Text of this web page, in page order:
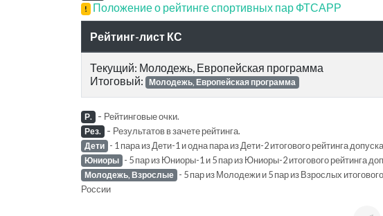
! Положение о рейтинге спортивных пар ФТСАРР
Рейтинг-лист КС
Текущий: Молодежь, Европейская программа
Итоговый: Молодежь, Европейская программа
Р. - Рейтинговые очки.
Рез. - Результатов в зачете рейтинга.
Дети - 1 пара из Дети-1 и одна пара из Дети-2 итогового рейтинга
Юниоры - 5 пар из Юниоры-1 и 5 пар из Юниоры-2 итогового рейтинга
Молодежь, Взрослые - 5 пар из Молодежи и 5 пар из Взрослых
России